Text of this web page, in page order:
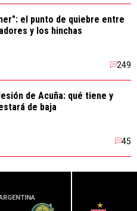
el punto de quiebre entre
y los hinchas
249
de Acuña: qué tiene y
de baja
45